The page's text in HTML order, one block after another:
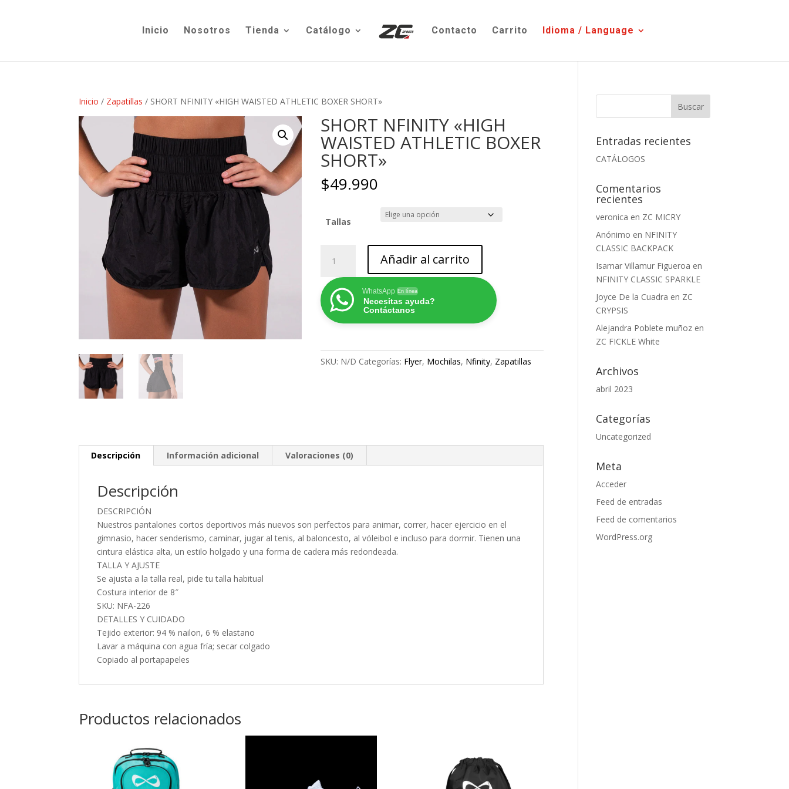
Inicio Nosotros Tienda Catálogo Contacto Carrito Idioma / Language
Inicio / Zapatillas / SHORT NFINITY «HIGH WAISTED ATHLETIC BOXER SHORT»
SHORT NFINITY «HIGH
WAISTED ATHLETIC BOXER
SHORT»
$49.990
Tallas
NFINITY
"HIGH
WAISTED
ATHLETIC
BOXER
Añadir al carrito
WhatsApp En línea
Necesitas ayuda?
Contáctanos
SKU: N/D Categorías: Flyer, Mochilas, Nfinity, Zapatillas
Descripción Información adicional Valoraciones (0)
Descripción
DESCRIPCIÓN
Nuestros pantalones cortos deportivos más nuevos son perfectos para animar, correr, hacer ejercicio en el
gimnasio, hacer senderismo, caminar, jugar al tenis, al baloncesto, al vóleibol e incluso para dormir. Tienen una
cintura elástica alta, un estilo holgado y una forma de cadera más redondeada.
TALLA Y AJUSTE
Se ajusta a la talla real, pide tu talla habitual
Costura interior de 8″
SKU: NFA-226
DETALLES Y CUIDADO
Tejido exterior: 94 % nailon, 6 % elastano
Lavar a máquina con agua fría; secar colgado
Copiado al portapapeles
Productos relacionados
Entradas recientes
CATÁLOGOS
Comentarios
recientes
veronica en ZC MICRY
Anónimo en NFINITY
CLASSIC BACKPACK
Isamar Villamur Figueroa en
NFINITY CLASSIC SPARKLE
Joyce De la Cuadra en ZC
CRYPSIS
Alejandra Poblete muñoz en
ZC FICKLE White
Archivos
abril 2023
Categorías
Uncategorized
Meta
Acceder
Feed de entradas
Feed de comentarios
WordPress.org